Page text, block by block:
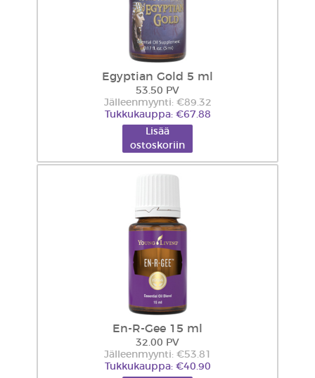
Egyptian Gold 5 ml
53.50 PV
Jälleenmyynti: €89.32
Tukkukauppa: €67.88
Lisää
ostoskoriin
En-R-Gee 15 ml
32.00 PV
Jälleenmyynti: €53.81
Tukkukauppa: €40.90